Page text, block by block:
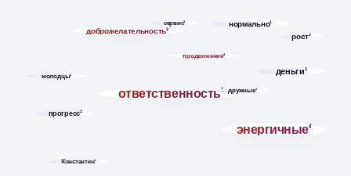
ответственность7
продвижение4
рост2
нормально1
дружные1
энергичные4
доброжелательность3
сервис3
молодцы1 деньги1
прогресс2
Константин1